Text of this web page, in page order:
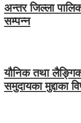
अन्तर जिल्ला
सम्पन्न
यौनिक तथा
समुदायका मुद्दाका